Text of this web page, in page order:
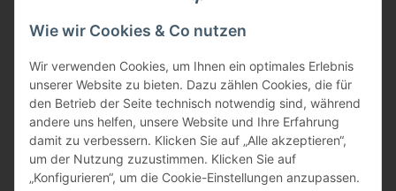
oder über unserKontaktformular
BFT - Autorisierter Fachhändler
Wie wir Cookies & Co nutzen
Wir verwenden Cookies, um Ihnen ein optimales Erlebnis
unserer Website zu bieten. Dazu zählen Cookies, die für
den Betrieb der Seite technisch notwendig sind, während
andere uns helfen, unsere Website und Ihre Erfahrung
damit zu verbessern. Klicken Sie auf „Alle akzeptieren“,
um der Nutzung zuzustimmen. Klicken Sie auf
„Konfigurieren“, um die Cookie-Einstellungen anzupassen.